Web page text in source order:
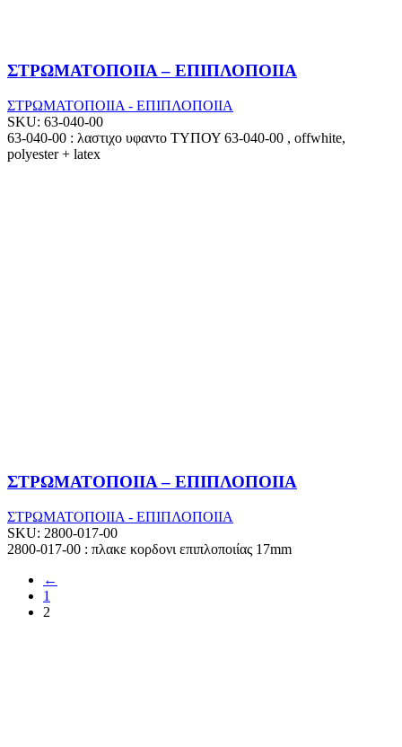
ΣΤΡΩΜΑΤΟΠΟΙΙΑ – ΕΠΙΠΛΟΠΟΙΙΑ
ΣΤΡΩΜΑΤΟΠΟΙΙΑ - ΕΠΙΠΛΟΠΟΙΙΑ
SKU: 63-040-00
63-040-00 : λαστιχο υφαντο ΤΥΠΟΥ 63-040-00 , offwhite,
polyester + latex
ΣΤΡΩΜΑΤΟΠΟΙΙΑ – ΕΠΙΠΛΟΠΟΙΙΑ
ΣΤΡΩΜΑΤΟΠΟΙΙΑ - ΕΠΙΠΛΟΠΟΙΙΑ
SKU: 2800-017-00
2800-017-00 : πλακε κορδονι επιπλοποιίας 17mm
←
1
2